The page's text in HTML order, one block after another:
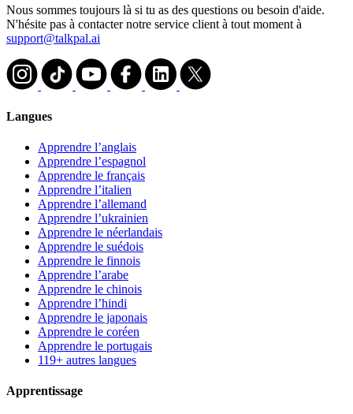
Nous sommes toujours là si tu as des questions ou besoin d'aide.
N'hésite pas à contacter notre service client à tout moment à
support@talkpal.ai
Langues
Apprendre l’anglais
Apprendre l’espagnol
Apprendre le français
Apprendre l’italien
Apprendre l’allemand
Apprendre l’ukrainien
Apprendre le néerlandais
Apprendre le suédois
Apprendre le finnois
Apprendre l’arabe
Apprendre le chinois
Apprendre l’hindi
Apprendre le japonais
Apprendre le coréen
Apprendre le portugais
119+ autres langues
Apprentissage